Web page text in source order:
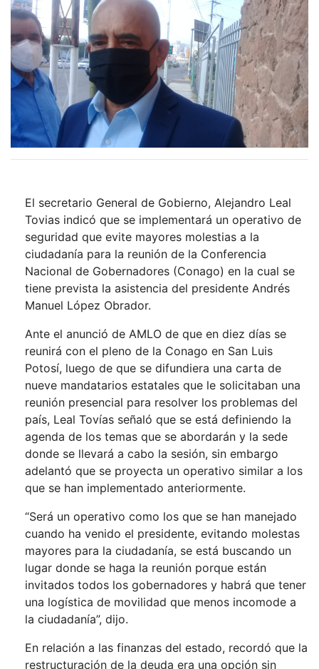
El secretario General de Gobierno, Alejandro Leal
Tovias indicó que se implementará un operativo de
seguridad que evite mayores molestias a la
ciudadanía para la reunión de la Conferencia
Nacional de Gobernadores (Conago) en la cual se
tiene prevista la asistencia del presidente Andrés
Manuel López Obrador.
Ante el anunció de AMLO de que en diez días se
reunirá con el pleno de la Conago en San Luis
Potosí, luego de que se difundiera una carta de
nueve mandatarios estatales que le solicitaban una
reunión presencial para resolver los problemas del
país, Leal Tovías señaló que se está definiendo la
agenda de los temas que se abordarán y la sede
donde se llevará a cabo la sesión, sin embargo
adelantó que se proyecta un operativo similar a los
que se han implementado anteriormente.
“Será un operativo como los que se han manejado
cuando ha venido el presidente, evitando molestas
mayores para la ciudadanía, se está buscando un
lugar donde se haga la reunión porque están
invitados todos los gobernadores y habrá que tener
una logística de movilidad que menos incomode a
la ciudadanía”, dijo.
En relación a las finanzas del estado, recordó que la
restructuración de la deuda era una opción sin